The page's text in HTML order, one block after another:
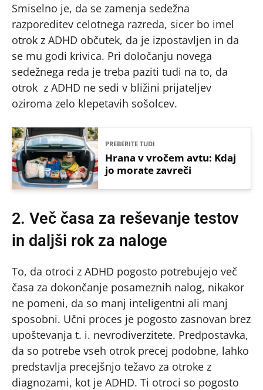
Smiselno je, da se zamenja sedežna
razporeditev celotnega razreda, sicer bo imel
otrok z ADHD občutek, da je izpostavljen in da
se mu godi krivica. Pri določanju novega
sedežnega reda je treba paziti tudi na to, da
otrok z ADHD ne sedi v bližini prijateljev
oziroma zelo klepetavih sošolcev.
PREBERITE TUDI
Hrana v vročem avtu: Kdaj
jo morate zavreči
2. Več časa za reševanje testov
in daljši rok za naloge
To, da otroci z ADHD pogosto potrebujejo več
časa za dokončanje posameznih nalog, nikakor
ne pomeni, da so manj inteligentni ali manj
sposobni. Učni proces je pogosto zasnovan brez
upoštevanja t. i. nevrodiverzitete. Predpostavka,
da so potrebe vseh otrok precej podobne, lahko
predstavlja precejšnjo težavo za otroke z
diagnozami, kot je ADHD. Ti otroci so pogosto